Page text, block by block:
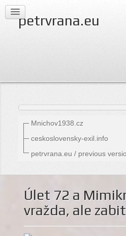
petrvrana.eu
Mnichov1938.cz
ceskoslovensky-exil.info
petrvrana.eu / previous
Úlet 72 a
vražda, ale